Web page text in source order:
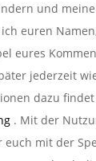
und
euren
eures
jederzeit
dazu
. Mit der
euch mit der